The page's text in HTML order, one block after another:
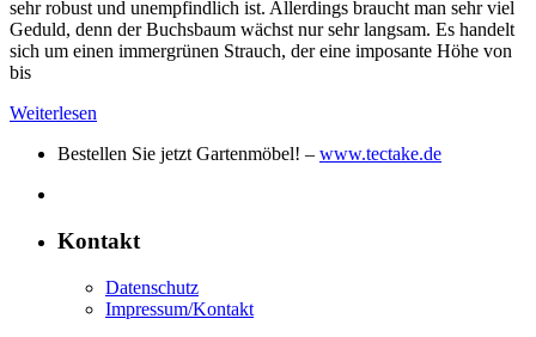
sehr robust und unempfindlich ist. Allerdings braucht man sehr viel
Geduld, denn der Buchsbaum wächst nur sehr langsam. Es handelt
sich um einen immergrünen Strauch, der eine imposante Höhe von
bis
Weiterlesen
Bestellen Sie jetzt Gartenmöbel! – www.tectake.de
Kontakt
Datenschutz
Impressum/Kontakt